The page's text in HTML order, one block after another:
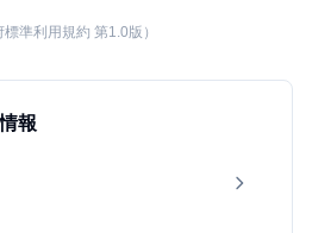
準利用規約 第1.0版）
報